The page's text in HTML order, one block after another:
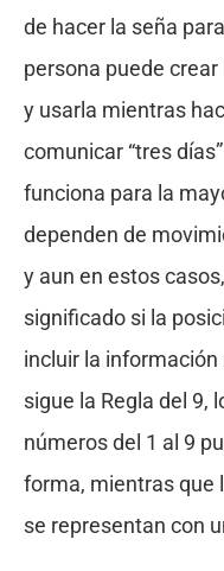
de hacer la seña para
persona puede crear
y usarla mientras
comunicar “tres
funciona para la
dependen de
y aun en estos
significado si la
incluir la
sigue la Regla del 9,
números del 1 al 9
forma, mientras que
se representan con